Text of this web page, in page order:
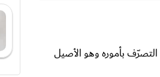
بأموره وهو الأصيل